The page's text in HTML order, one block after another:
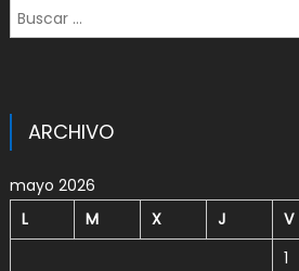
Buscar:
ARCHIVO
mayo 2026
L
M X J V
1